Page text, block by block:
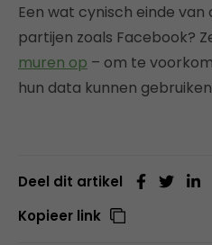
Een wat cynisch einde
partijen zoals Facebook?
muren op – om te
hun data kunnen
Deel dit artikel
Kopieer link